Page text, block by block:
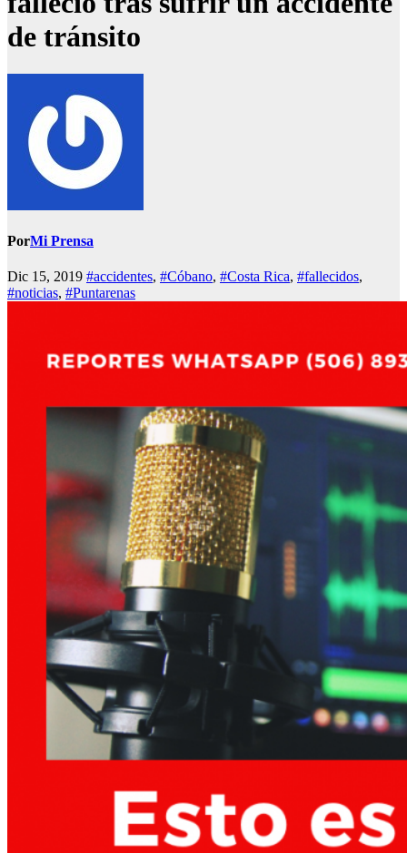
de tránsito
PorMi Prensa
Dic 15, 2019 #accidentes, #Cóbano, #Costa Rica, #fallecidos,
#noticias, #Puntarenas